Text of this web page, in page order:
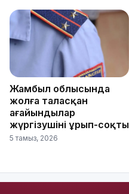
Жамбыл облысында
жолға таласқан
ағайындылар
жүргізушіні ұрып-соқты
5 тамыз, 2026